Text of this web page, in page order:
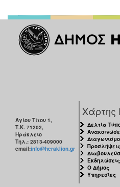
Αγίου Τίτου 1,
Τ.Κ. 71202,
Ηράκλειο
Τηλ.: 2813-409000
email:info@heraklion.gr
Χάρτης
Δελτία
Προσλήψεις
Εκδηλώσεις
Ο Δήμος
Υπηρεσίες